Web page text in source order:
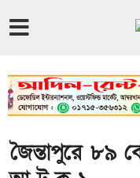
জৈন্তাপুরে ৮৯